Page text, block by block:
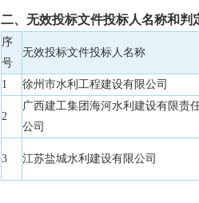
二、无效投标文件投标人名称和判
序
号
无效投标文件投标人名称
1 徐州市水利工程建设有限公司
2
广西建工集团海河水利建设有限责
公司
3 江苏盐城水利建设有限公司